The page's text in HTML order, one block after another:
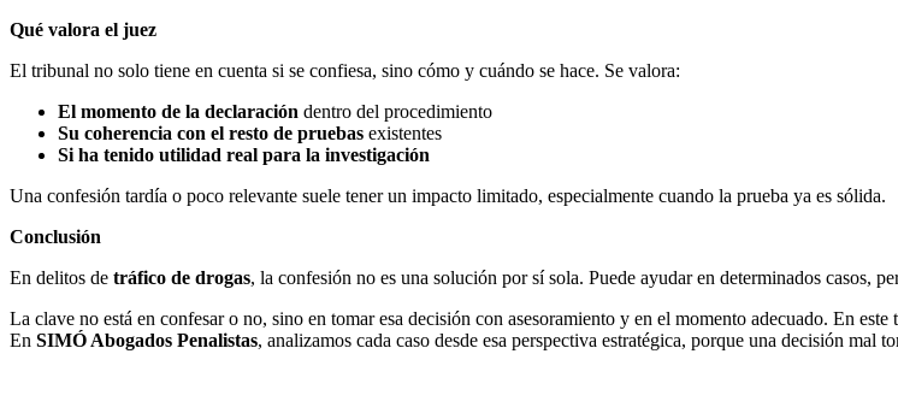
Qué valora el juez
El tribunal no solo tiene en cuenta si se confiesa, sino cómo y cuándo se hace. Se valora:
El momento de la declaración dentro del procedimiento
Su coherencia con el resto de pruebas existentes
Si ha tenido utilidad real para la investigación
Una confesión tardía o poco relevante suele tener un impacto limitado, especialmente cuando la prueba ya es sólida.
Conclusión
En delitos de tráfico de drogas, la confesión no es una solución por sí sola. Puede ayudar en determinados casos,
La clave no está en confesar o no, sino en tomar esa decisión con asesoramiento y en el momento adecuado. En
En SIMÓ Abogados Penalistas, analizamos cada caso desde esa perspectiva estratégica, porque una decisión mal